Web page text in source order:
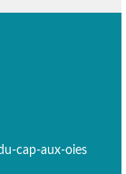
cap-aux-oies